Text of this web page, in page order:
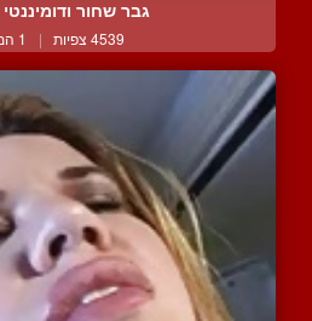
גבר שחור
4539 צפיות | 1 המלצות